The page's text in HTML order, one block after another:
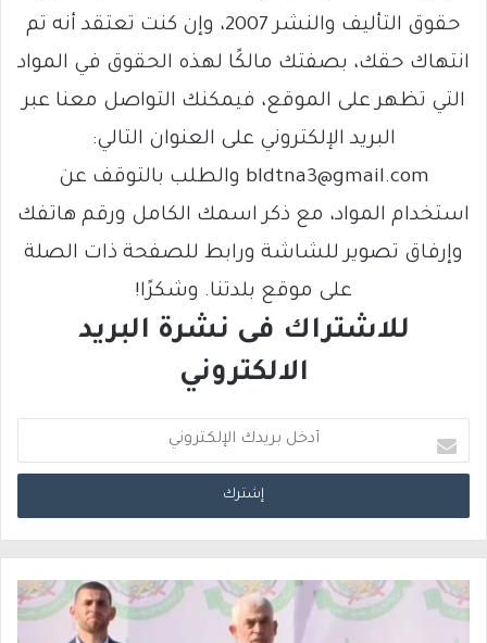
حقوق التأليف والنشر 2007، وإن كنت تعتقد أنه تم
انتهاك حقك، بصفتك مالكًا لهذه الحقوق في المواد
التي تظهر على الموقع، فيمكنك التواصل معنا عبر
البريد الإلكتروني على العنوان التالي:
bldtna3@gmail.com والطلب بالتوقف عن
استخدام المواد، مع ذكر اسمك الكامل ورقم هاتفك
وإرفاق تصوير للشاشة ورابط للصفحة ذات الصلة
على موقع بلدتنا. وشكرًا!
للاشتراك فى نشرة البريد
الالكتروني
د
خ
ب
ر